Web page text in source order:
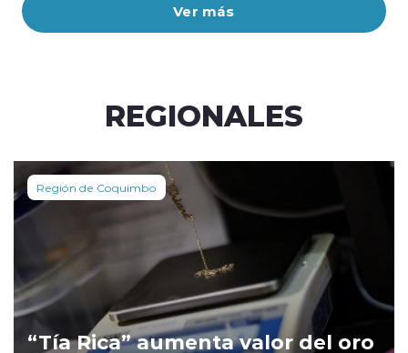
Ver más
REGIONALES
Región de Coquimbo
“Tía Rica” aumenta valor del oro